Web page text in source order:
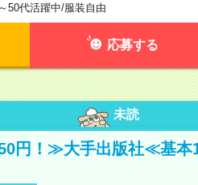
50代活躍中/服装自由
応募する
未読
円！≫大手出版社≪基本